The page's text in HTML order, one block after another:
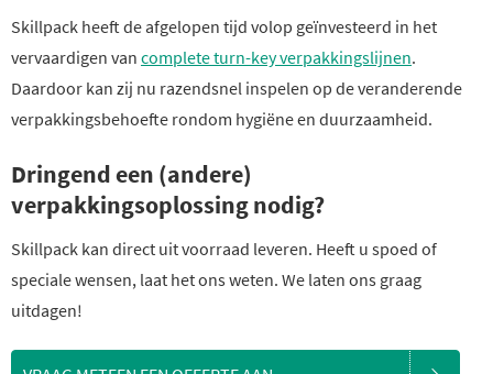
Skillpack heeft de afgelopen tijd volop geïnvesteerd in het
vervaardigen van complete turn-key verpakkingslijnen.
Daardoor kan zij nu razendsnel inspelen op de veranderende
verpakkingsbehoefte rondom hygiëne en duurzaamheid.
Dringend een (andere)
verpakkingsoplossing nodig?
Skillpack kan direct uit voorraad leveren. Heeft u spoed of
speciale wensen, laat het ons weten. We laten ons graag
uitdagen!